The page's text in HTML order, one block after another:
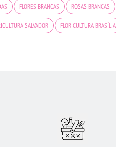
FLORES BRANCAS ROSAS BRANCAS
SALVADOR FLORICULTURA BRASÍLIA